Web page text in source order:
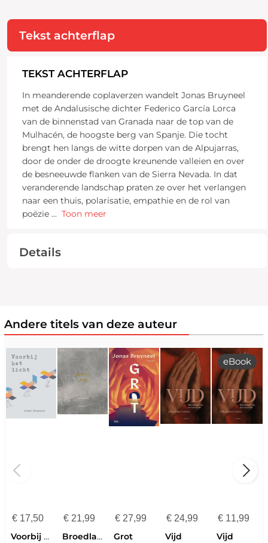
Tekst achterflap
TEKST ACHTERFLAP
In meanderende coplaverzen wandelt Jonas Bruyneel
met de Andalusische dichter Federico García Lorca
van de binnenstad van Granada naar de top van de
Mulhacén, de hoogste berg van Spanje. Die tocht
brengt hen langs de witte dorpen van de Alpujarras,
door de onder de droogte kreunende valleien en over
de besneeuwde flanken van de Sierra Nevada. In dat
veranderende landschap praten ze over het verlangen
naar een thuis, polarisatie, empathie en de rol van
poëzie ... Toon meer
Details
Andere titels van deze auteur
€17,50
Voorbij het licht
€21,99
Broedland
€ 27,99
Grot
€ 24,99
Vijd
€ 11,99
eBook
Vijd